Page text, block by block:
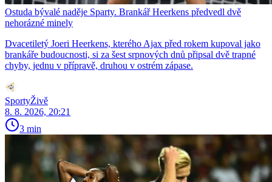
Ostuda bývalé naděje Sparty. Brankář Heerkens předvedl dvě
nehorázné minely
Dvacetiletý Joeri Heerkens, kterého Ajax před rokem kupoval jako
brankáře budoucnosti, si za šest srpnových dnů připsal dvě trapné
chyby, jednu v přípravě, druhou v ostrém zápase.
SportyŽivě
8. 8. 2026, 20:21
3 min